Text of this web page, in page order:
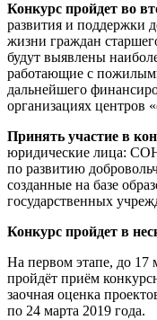
Конкурс пройдет во
развития и поддержки
жизни граждан
будут выявлены
работающие с
дальнейшего
организациях центров
Принять участие в
юридические лица:
по развитию
созданные на базе
государственных
Конкурс пройдет в
На первом этапе, до 17
пройдёт приём
заочная оценка
по 24 марта 2019 года.